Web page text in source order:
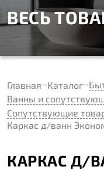
ВЕСЬ
Главная Каталог
Ванны и
Сопутствующие
Каркас д/ванн
КАРКАС Д/